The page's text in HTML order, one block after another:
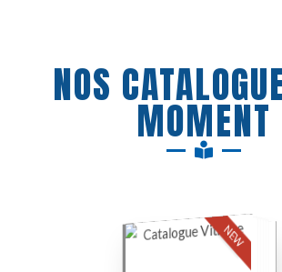
NOS
MOMENT
NEW